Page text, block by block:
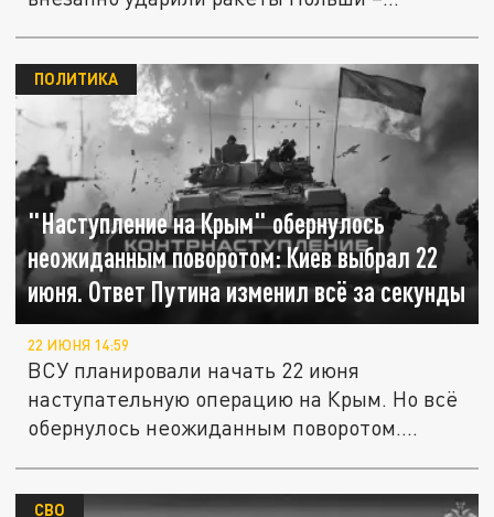
"Наступление на Крым" обернулось
неожиданным поворотом: Киев выбрал 22
июня. Ответ Путина изменил всё за секунды
ПОЛИТИКА
22 ИЮНЯ 14:59
ВСУ планировали начать 22 июня
наступательную операцию на Крым. Но всё
обернулось неожиданным поворотом....
СВО